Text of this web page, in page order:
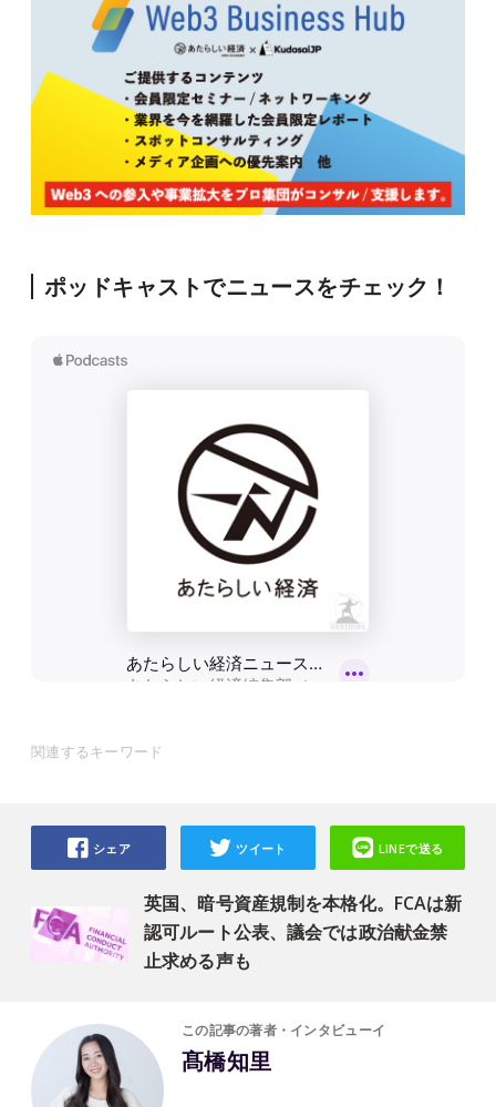
ポッドキャストでニュースをチェック！
関連するキーワード
英国、暗号資産規制を本格化。FCAは新
認可ルート公表、議会では政治献金禁
止求める声も
シェア ツイート LINEで送る
この記事の著者・インタビューイ
髙橋知里